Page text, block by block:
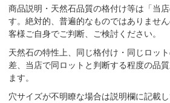
商品説明・天然石品質の格付け等は「当
す。絶対的、普遍的なものではありませ
客様ご自身でご判断、ご検討ください。
天然石の特性上、同じ格付け・同じロッ
差、当店で同ロットと判断する程度の品
ます。
穴サイズが不明瞭な場合は説明欄に記載